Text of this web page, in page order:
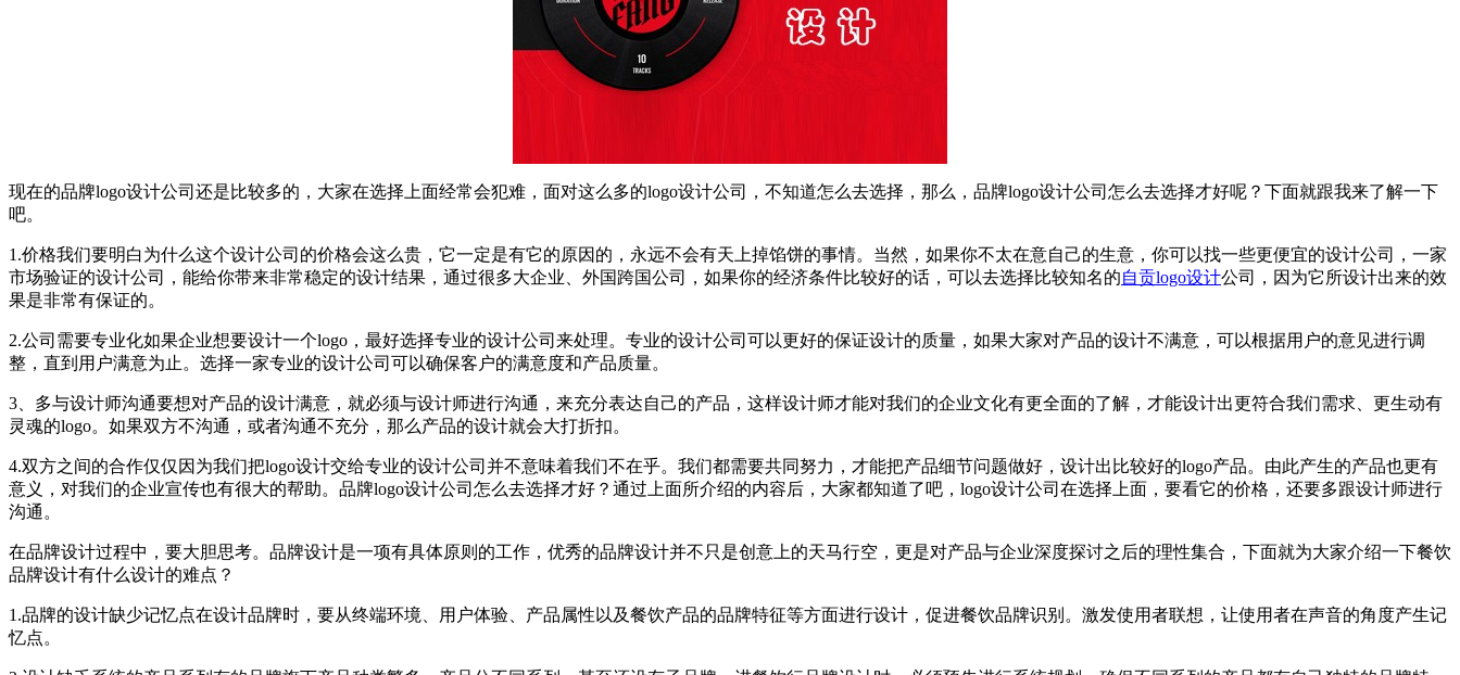
现在的品牌logo设计公司还是比较多的，大家在选择上面经常会犯难，面对这么多的logo设计公司，不知道怎么去选择，那么，品牌logo设计公司怎么去选择才好呢？下面就跟我来了解一下
吧。
1.价格我们要明白为什么这个设计公司的价格会这么贵，它一定是有它的原因的，永远不会有天上掉馅饼的事情。当然，如果你不太在意自己的生意，你可以找一些更便宜的设计公司，一家
市场验证的设计公司，能给你带来非常稳定的设计结果，通过很多大企业、外国跨国公司，如果你的经济条件比较好的话，可以去选择比较知名的自贡logo设计公司，因为它所设计出来的效
果是非常有保证的。
2.公司需要专业化如果企业想要设计一个logo，最好选择专业的设计公司来处理。专业的设计公司可以更好的保证设计的质量，如果大家对产品的设计不满意，可以根据用户的意见进行调
整，直到用户满意为止。选择一家专业的设计公司可以确保客户的满意度和产品质量。
3、多与设计师沟通要想对产品的设计满意，就必须与设计师进行沟通，来充分表达自己的产品，这样设计师才能对我们的企业文化有更全面的了解，才能设计出更符合我们需求、更生动有
灵魂的logo。如果双方不沟通，或者沟通不充分，那么产品的设计就会大打折扣。
4.双方之间的合作仅仅因为我们把logo设计交给专业的设计公司并不意味着我们不在乎。我们都需要共同努力，才能把产品细节问题做好，设计出比较好的logo产品。由此产生的产品也更有
意义，对我们的企业宣传也有很大的帮助。品牌logo设计公司怎么去选择才好？通过上面所介绍的内容后，大家都知道了吧，logo设计公司在选择上面，要看它的价格，还要多跟设计师进行
沟通。
在品牌设计过程中，要大胆思考。品牌设计是一项有具体原则的工作，优秀的品牌设计并不只是创意上的天马行空，更是对产品与企业深度探讨之后的理性集合，下面就为大家介绍一下餐饮
品牌设计有什么设计的难点？
1.品牌的设计缺少记忆点在设计品牌时，要从终端环境、用户体验、产品属性以及餐饮产品的品牌特征等方面进行设计，促进餐饮品牌识别。激发使用者联想，让使用者在声音的角度产生记
忆点。